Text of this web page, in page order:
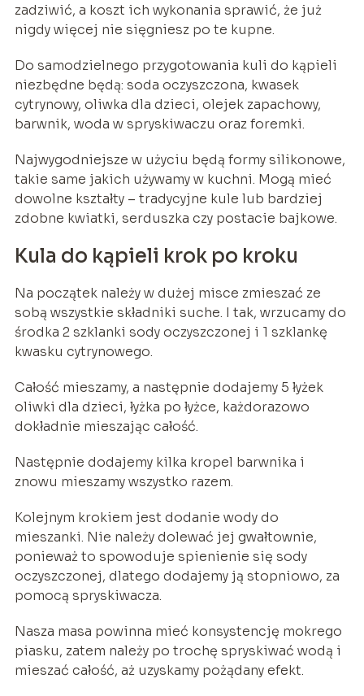
zadziwić, a koszt ich wykonania sprawić, że już
nigdy więcej nie sięgniesz po te kupne.
Do samodzielnego przygotowania kuli do kąpieli
niezbędne będą: soda oczyszczona, kwasek
cytrynowy, oliwka dla dzieci, olejek zapachowy,
barwnik, woda w spryskiwaczu oraz foremki.
Najwygodniejsze w użyciu będą formy silikonowe,
takie same jakich używamy w kuchni. Mogą mieć
dowolne kształty – tradycyjne kule lub bardziej
zdobne kwiatki, serduszka czy postacie bajkowe.
Kula do kąpieli krok po kroku
Na początek należy w dużej misce zmieszać ze
sobą wszystkie składniki suche. I tak, wrzucamy do
środka 2 szklanki sody oczyszczonej i 1 szklankę
kwasku cytrynowego.
Całość mieszamy, a następnie dodajemy 5 łyżek
oliwki dla dzieci, łyżka po łyżce, każdorazowo
dokładnie mieszając całość.
Następnie dodajemy kilka kropel barwnika i
znowu mieszamy wszystko razem.
Kolejnym krokiem jest dodanie wody do
mieszanki. Nie należy dolewać jej gwałtownie,
ponieważ to spowoduje spienienie się sody
oczyszczonej, dlatego dodajemy ją stopniowo, za
pomocą spryskiwacza.
Nasza masa powinna mieć konsystencję mokrego
piasku, zatem należy po trochę spryskiwać wodą i
mieszać całość, aż uzyskamy pożądany efekt.